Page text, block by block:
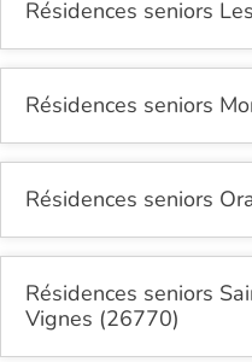
Résidences seniors
Résidences seniors
Résidences seniors
Résidences seniors
Vignes (26770)